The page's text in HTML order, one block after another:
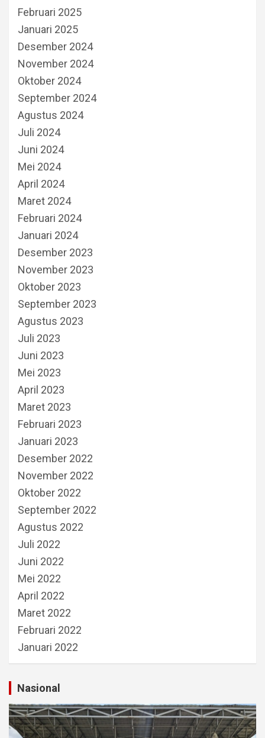
Februari 2025
Januari 2025
Desember 2024
November 2024
Oktober 2024
September 2024
Agustus 2024
Juli 2024
Juni 2024
Mei 2024
April 2024
Maret 2024
Februari 2024
Januari 2024
Desember 2023
November 2023
Oktober 2023
September 2023
Agustus 2023
Juli 2023
Juni 2023
Mei 2023
April 2023
Maret 2023
Februari 2023
Januari 2023
Desember 2022
November 2022
Oktober 2022
September 2022
Agustus 2022
Juli 2022
Juni 2022
Mei 2022
April 2022
Maret 2022
Februari 2022
Januari 2022
Nasional